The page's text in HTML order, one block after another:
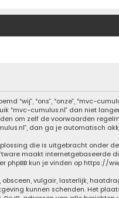
“wij”, “ons”, “onze”, “mvc-
“mvc-cumulus.nl” dan niet
om zelf de voorwaarden
dan ga je automatisch
die is uitgebracht onder de
maakt internetgebaseerde
phpBB kun je vinden op https://
vulgair, lasterlijk,
kunnen schenden. Het